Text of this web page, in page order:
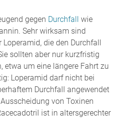
gegen Durchfall wie
Sehr wirksam sind
Loperamid, die den Durchfall
sollten aber nur kurzfristig
etwa um eine längere Fahrt zu
Loperamid darf nicht bei
Durchfall angewendet
von Toxinen
ist in altersgerechter